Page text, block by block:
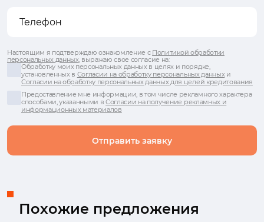
Отправить заявку
Настоящим я подтверждаю ознакомление с Политикой обработки
персональных данных, выражаю свое согласие на:
Обработку моих персональных данных в целях и порядке,
установленных в Согласии на обработку персональных данныхи
Согласии на обработку персональных данных для целей кредитования
Предоставление мне информации, в том числе рекламного характера
способами, указанными вСогласии на получение рекламных и
информационных материалов
Похожие предложения